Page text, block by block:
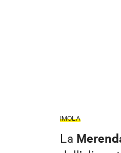
IMOLA
La